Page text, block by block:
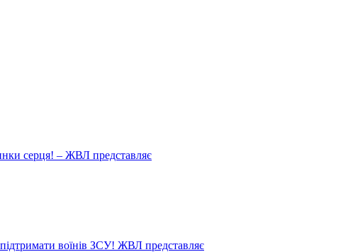
серця! – ЖВЛ представляє
воїнів ЗСУ! ЖВЛ представляє